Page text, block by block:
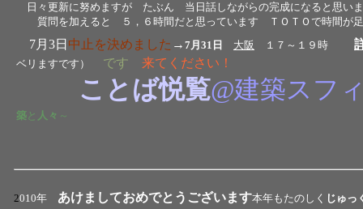
日々更新に努めますが たぶん 当日話しながらの完成になると思
質問を加えると ５，６時間だと思っています ＴＯＴＯで時間が足
7月3日 中止を決めました → 7月31日 大阪 １７～１９時
ベリますです） です 来てください！
ことば悦覧@建築スフ
築と 人々 ～
2010年 あけましておめでとうございます本年もたのしく じゅっ